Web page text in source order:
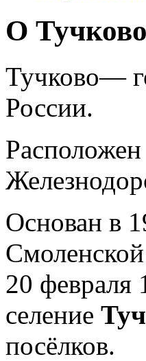
О Тучково
Тучково—
России.
Основан в
20 февраля
селение
посёлков.